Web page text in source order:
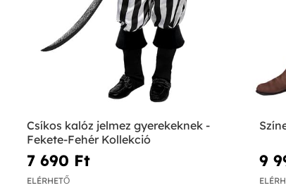
Csíkos kalóz jelmez gyerekeknek -
Fekete-Fehér Kollekció
7 690 Ft‎
ELÉRHETŐ
9